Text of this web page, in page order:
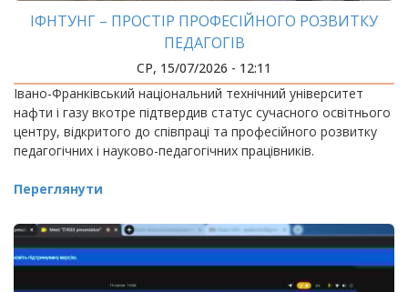
ІФНТУНГ – ПРОСТІР ПРОФЕСІЙНОГО РОЗВИТКУ
ПЕДАГОГІВ
СР, 15/07/2026 - 12:11
Івано-Франківський національний технічний університет
нафти і газу вкотре підтвердив статус сучасного освітнього
центру, відкритого до співпраці та професійного розвитку
педагогічних і науково-педагогічних працівників.
Переглянути